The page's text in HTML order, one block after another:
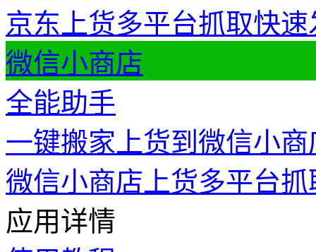
京东上货多平台抓取快速
微信小商店
全能助手
一键搬家上货到微信小商
微信小商店上货多平台抓
应用详情